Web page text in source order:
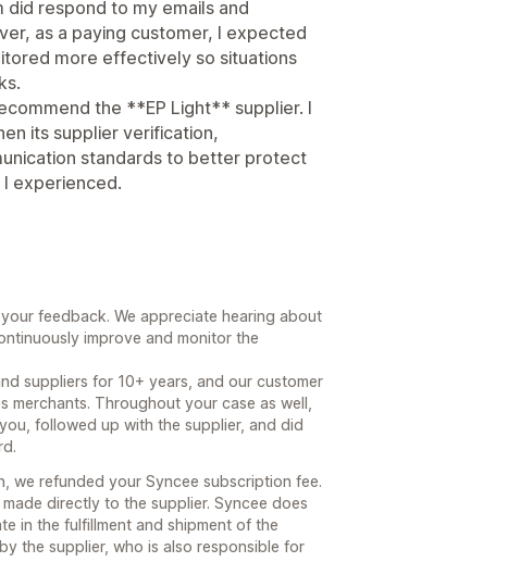
respond to my emails and
as a paying customer, I expected
more effectively so situations
the **EP Light** supplier. I
its supplier verification,
standards to better protect
experienced.
feedback. We appreciate hearing about
improve and monitor the
suppliers for 10+ years, and our customer
Throughout your case as well,
followed up with the supplier, and did
we refunded your Syncee subscription fee.
directly to the supplier. Syncee does
in the fulfillment and shipment of the
the supplier, who is also responsible for